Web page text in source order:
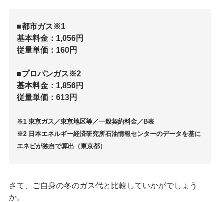
■都市ガス※1
基本料金：1,056円
従量単価：160円
■プロパンガス※2
基本料金：1,856円
従量単価：613円
※1 東京ガス／東京地区等／一般契約料金／B表
※2 日本エネルギー経済研究所石油情報センターのデータを基に
エネピが独自で算出（東京都）
さて、ご自身の冬のガス代と比較していかがでしょう
か。